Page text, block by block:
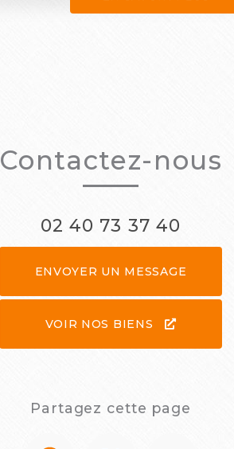
Contactez-nous
02 40 73 37 40
ENVOYER UN MESSAGE
VOIR NOS BIENS
Partagez cette page